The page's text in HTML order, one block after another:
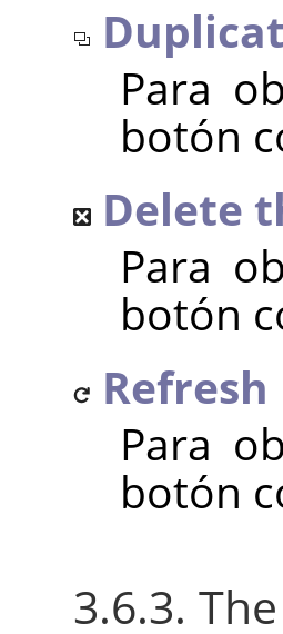
Para
botón
Delete
Para
botón
Para
botón
3.6.3. The